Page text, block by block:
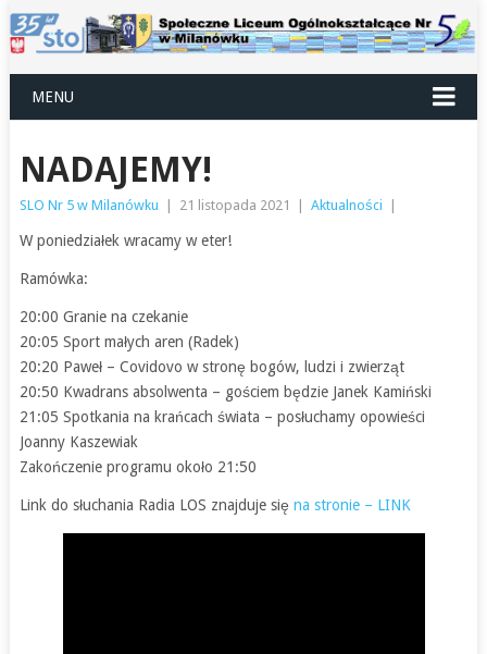
MENU
NADAJEMY!
SLO Nr 5 w Milanówku 21 listopada 2021 Aktualności
W poniedziałek wracamy w eter!
Ramówka:
20:00 Granie na czekanie
20:05 Sport małych aren (Radek)
20:20 Paweł – Covidovo w stronę bogów, ludzi i zwierząt
20:50 Kwadrans absolwenta – gościem będzie Janek Kamiński
21:05 Spotkania na krańcach świata – posłuchamy opowieści
Joanny Kaszewiak
Zakończenie programu około 21:50
Link do słuchania Radia LOS znajduje się na stronie – LINK